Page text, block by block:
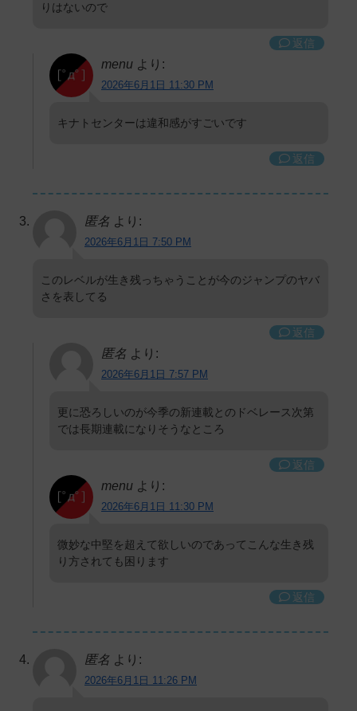
りはないので
返信
menu より:
2026年6月1日 11:30 PM
キナトセンターは違和感がすごいです
返信
匿名 より:
2026年6月1日 7:50 PM
このレベルが生き残っちゃうことが今のジャンプのヤバ
さを表してる
返信
匿名 より:
2026年6月1日 7:57 PM
更に恐ろしいのが今季の新連載とのドベレース次第
では長期連載になりそうなところ
返信
menu より:
2026年6月1日 11:30 PM
微妙な中堅を超えて欲しいのであってこんな生き残
り方されても困ります
返信
匿名 より:
2026年6月1日 11:26 PM